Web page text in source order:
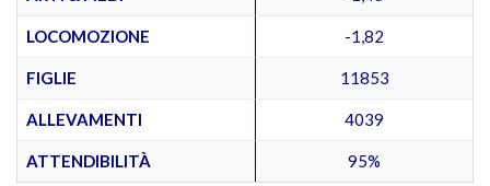
LOCOMOZIONE -1,82
FIGLIE 11853
ALLEVAMENTI 4039
ATTENDIBILITÀ 95%